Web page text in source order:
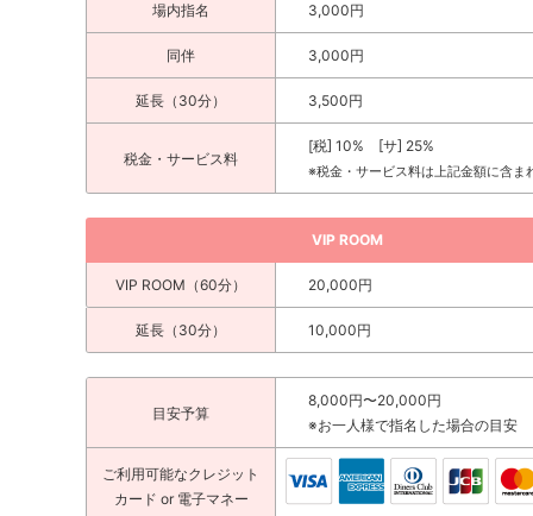
場内指名 3,000円
同伴 3,000円
延長（30分） 3,500円
税金・サービス料
[税] 10% [サ] 25%
※税金・サービス料は上記金額に含ま
VIP ROOM
VIP ROOM（60分） 20,000円
延長（30分） 10,000円
目安予算
8,000円〜20,000円
※お一人様で指名した場合の目安
ご利用可能なクレジット
カード or 電子マネー